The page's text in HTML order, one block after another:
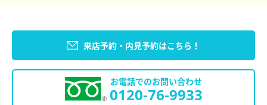
来店予約・内見予約はこちら！
お電話でのお問い合わせ
0120-76-9933